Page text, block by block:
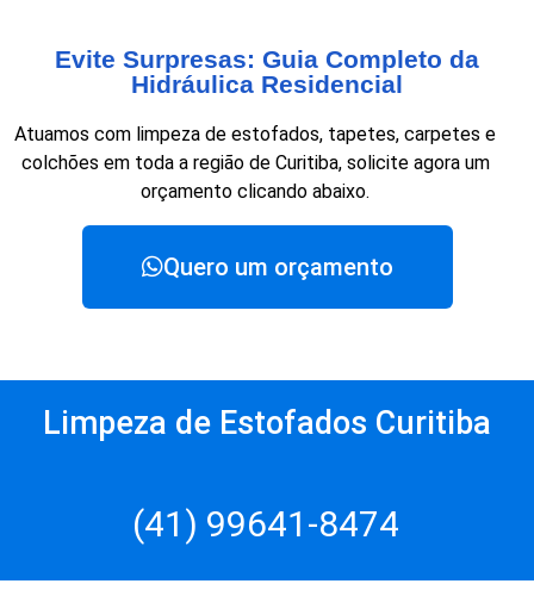
Evite Surpresas: Guia Completo da
Hidráulica Residencial
Atuamos com limpeza de estofados, tapetes, carpetes e
colchões em toda a região de Curitiba, solicite agora um
orçamento clicando abaixo.
Quero um orçamento
Limpeza de Estofados Curitiba
(41) 99641-8474